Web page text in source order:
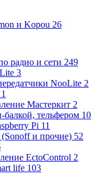
и Kopou 26
радио и сети 249
3
NooLite 2
1
Мастеркит 2
балкой, тельфером 10
Pi 11
и прочие) 52
EctoControl 2
life 103